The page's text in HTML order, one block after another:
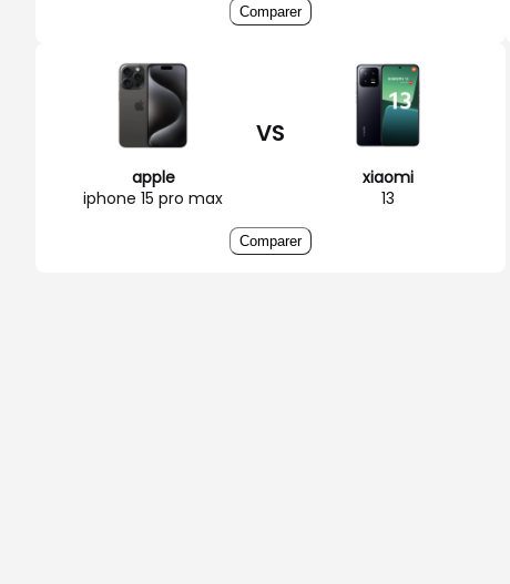
Comparer
apple
iphone 15 pro max
VS
xiaomi
13
Comparer